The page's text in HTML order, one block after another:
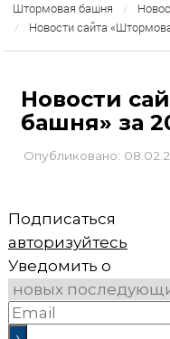
Штормовая башня
Новости сайта
Новости
башня» за
Опубликовано:
Подписаться
авторизуйтесь
Уведомить о